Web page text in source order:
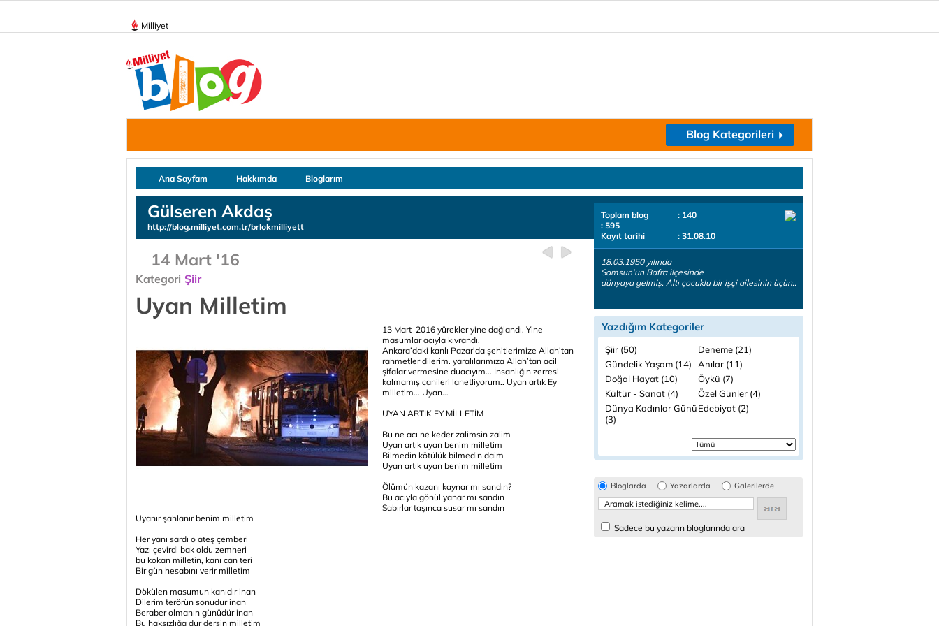
Milliyet
Blog Kategorileri
Ana Sayfam Hakkımda Bloglarım
Gülseren Akdaş
http://blog.milliyet.com.tr/brlokmilliyett
14 Mart '16
Kategori Şiir
Uyan Milletim
13 Mart 2016 yürekler yine dağlandı. Yine
masumlar acıyla kıvrandı.
Ankara’daki kanlı Pazar’da şehitlerimize Allah’tan
rahmetler dilerim. yaralılarımıza Allah’tan acil
şifalar vermesine duacıyım... İnsanlığın zerresi
kalmamış canileri lanetliyorum.. Uyan artık Ey
milletim... Uyan...
UYAN ARTIK EY MİLLETİM
Bu ne acı ne keder zalimsin zalim
Uyan artık uyan benim milletim
Bilmedin kötülük bilmedin daim
Uyan artık uyan benim milletim
Ölümün kazanı kaynar mı sandın?
Bu acıyla gönül yanar mı sandın
Sabırlar taşınca susar mı sandın
Uyanır şahlanır benim milletim
Her yanı sardı o ateş çemberi
Yazı çevirdi bak oldu zemheri
bu kokan milletin, kanı can teri
Bir gün hesabını verir milletim
Dökülen masumun kanıdır inan
Dilerim terörün sonudur inan
Beraber olmanın günüdür inan
Bu haksızlığa dur dersin milletim
Toplam blog
: 140
: 595
Kayıt tarihi
: 31.08.10
18.03.1950 yılında
Samsun'un Bafra ilçesinde
dünyaya gelmiş. Altı çocuklu bir işçi ailesinin üçün..
Yazdığım Kategoriler
Şiir (50)
Deneme (21)
Gündelik Yaşam (14)
Anılar (11)
Doğal Hayat (10)
Öykü (7)
Kültür - Sanat (4)
Özel Günler (4)
Dünya Kadınlar Günü
(3)
Edebiyat (2)
Bloglarda Yazarlarda Galerilerde
Sadece bu yazarın bloglarında ara